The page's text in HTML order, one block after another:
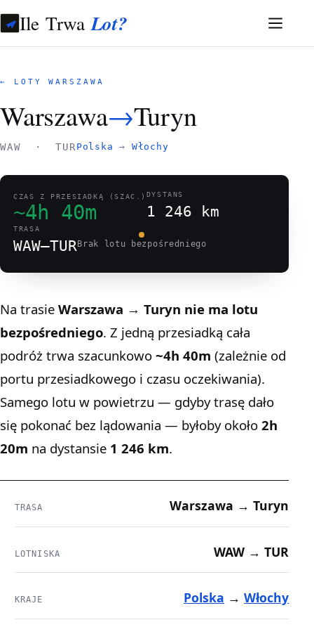
Ile TrwaLot?
← LOTY WARSZAWA
Warszawa→Turyn
WAW · TUR Polska → Włochy
CZAS Z PRZESIADKĄ (SZAC.)
~4h 40m
DYSTANS
1 246 km
TRASA
WAW–TURBrak lotu bezpośredniego
Na trasie Warszawa → Turyn nie ma lotu
bezpośredniego. Z jedną przesiadką cała
podróż trwa szacunkowo ~4h 40m (zależnie od
portu przesiadkowego i czasu oczekiwania).
Samego lotu w powietrzu — gdyby trasę dało
się pokonać bez lądowania — byłoby około 2h
20m na dystansie 1 246 km.
TRASA Warszawa → Turyn
LOTNISKA WAW → TUR
KRAJE Polska →Włochy